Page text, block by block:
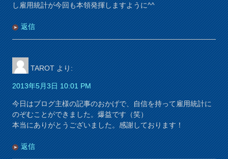
し雇用統計が今回も本領発揮しますように^^
返信
TAROT より:
2013年5月3日 10:01 PM
今日はブログ主様の記事のおかげで、自信を持って雇用統計に
のぞむことができました。爆益です（笑）
本当にありがとうございました。感謝しております！
返信